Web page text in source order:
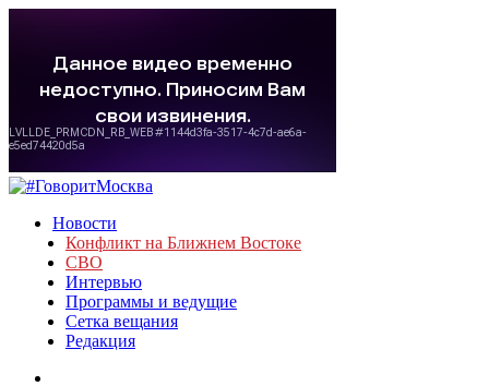
Новости
Конфликт на Ближнем Востоке
СВО
Интервью
Программы и ведущие
Сетка вещания
Редакция